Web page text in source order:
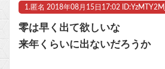
1. 匿名 2018年08月15日17:02
零は早く出て欲しいな
来年くらいに出ないだろうか